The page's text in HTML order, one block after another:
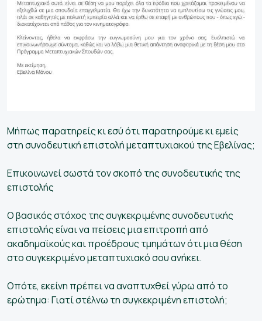
Μήπως παρατηρείς κι εσύ ότι παρατηρούμε κι εμείς
στη συνοδευτική επιστολή μεταπτυχιακού της Εβελίνας;
Επικοινωνεί σωστά τον σκοπό της συνοδευτικής της
επιστολής
Ο βασικός στόχος της συγκεκριμένης συνοδευτικής
επιστολής είναι να πείσεις μια επιτροπή από
ακαδημαϊκούς και προέδρους τμημάτων ότι μια θέση
στο συγκεκριμένο μεταπτυχιακό σου ανήκει.
Οπότε, εκείνη πρέπει να αναπτυχθεί γύρω από το
ερώτημα: Γιατί στέλνω τη συγκεκριμένη επιστολή;